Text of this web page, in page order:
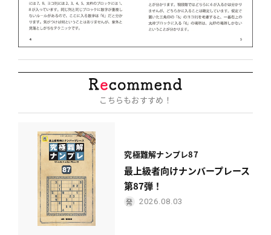
こちらもおすすめ！
究極難解ナンプレ87
最上級者向けナンバープレース
第87弾！
2026.08.03